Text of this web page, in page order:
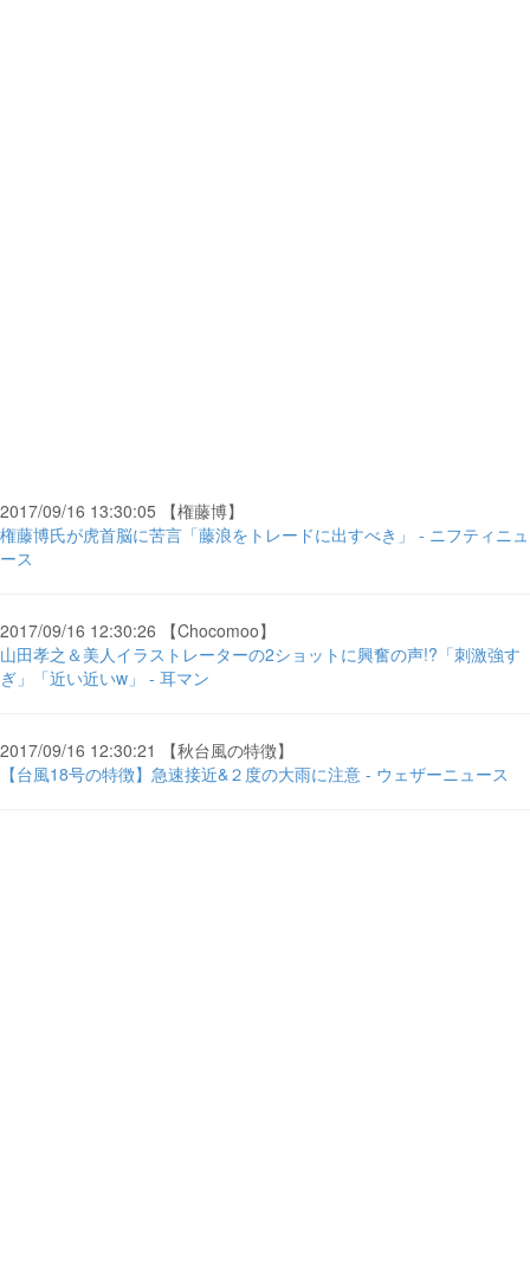
2017/09/16 13:30:05 【権藤博】
権藤博氏が虎首脳に苦言「藤浪をトレードに出すべき」 - ニフティニュ
ース
2017/09/16 12:30:26 【Chocomoo】
山田孝之＆美人イラストレーターの2ショットに興奮の声!?「刺激強す
ぎ」「近い近いw」 - 耳マン
2017/09/16 12:30:21 【秋台風の特徴】
【台風18号の特徴】急速接近&２度の大雨に注意 - ウェザーニュース